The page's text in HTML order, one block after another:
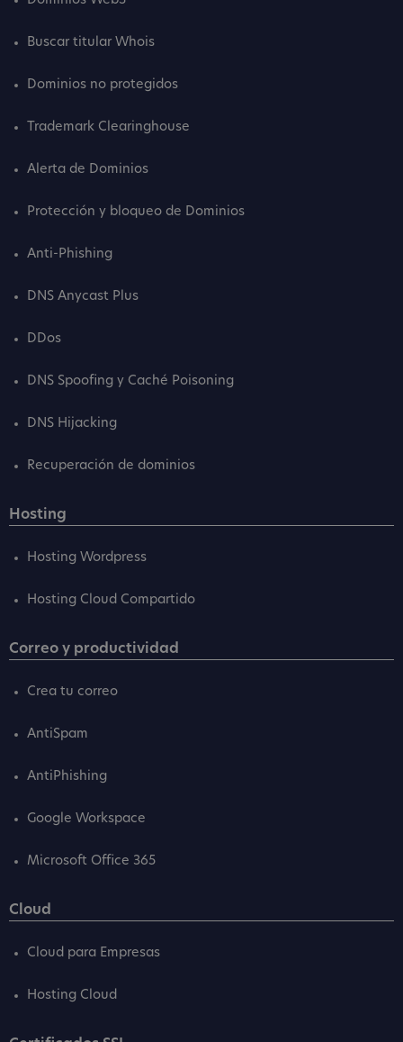
Buscar titular Whois
Dominios no protegidos
Trademark Clearinghouse
Alerta de Dominios
Protección y bloqueo de Dominios
Anti-Phishing
DNS Anycast Plus
DDos
DNS Spoofing y Caché Poisoning
DNS Hijacking
Recuperación de dominios
Hosting
Hosting Wordpress
Hosting Cloud Compartido
Correo y productividad
Crea tu correo
AntiSpam
AntiPhishing
Google Workspace
Microsoft Office 365
Cloud
Cloud para Empresas
Hosting Cloud